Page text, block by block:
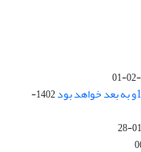
1402-